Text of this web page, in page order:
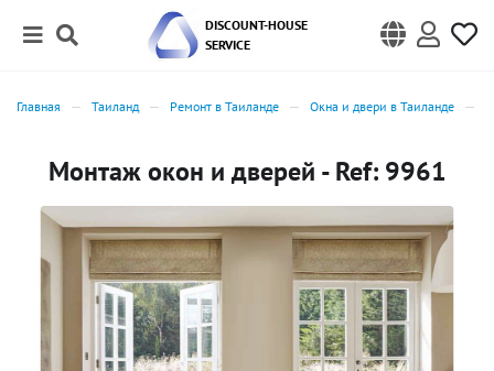
DISCOUNT-HOUSE
SERVICE
Главная Таиланд Ремонт в Таиланде Окна и двери в Таиланде
Монтаж окон и дверей - Ref: 9961